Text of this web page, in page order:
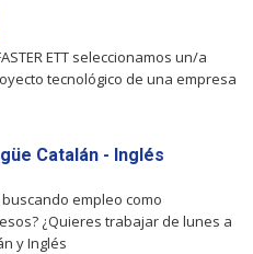
ETT seleccionamos un/a
tecnológico de una empresa
Catalán - Inglés
empleo como
¿Quieres trabajar de lunes a
y Inglés